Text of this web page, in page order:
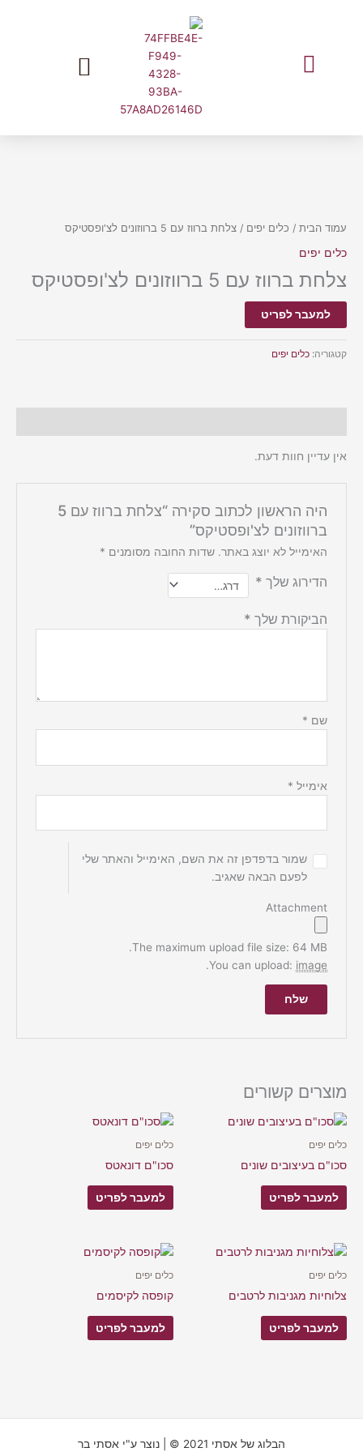
עמוד הבית / כלים יפים / צלחת ברווז עם 5 ברווזונים לצ'ופסטיקס
כלים יפים
צלחת ברווז עם 5 ברווזונים לצ'ופסטיקס
למעבר לפריט
קטגוריה: כלים יפים
אין עדיין חוות דעת.
היה הראשון לכתוב סקירה “צלחת ברווז עם 5
ברווזונים לצ'ופסטיקס”
האימייל לא יוצג באתר. שדות החובה מסומנים *
הדירוג שלך *
הביקורת שלך *
שם *
אימייל *
שמור בדפדפן זה את השם, האימייל והאתר שלי
לפעם הבאה שאגיב.
Attachment
The maximum upload file size: 64 MB.
You can upload: image
.
מוצרים קשורים
כלים יפים
סכו"ם בעיצובים שונים
למעבר לפריט
כלים יפים
סכו"ם דונאטס
למעבר לפריט
כלים יפים
צלוחיות מגניבות לרטבים
למעבר לפריט
כלים יפים
קופסה לקיסמים
למעבר לפריט
הבלוג של אסתי 2021 © | נוצר ע"י אסתי בר